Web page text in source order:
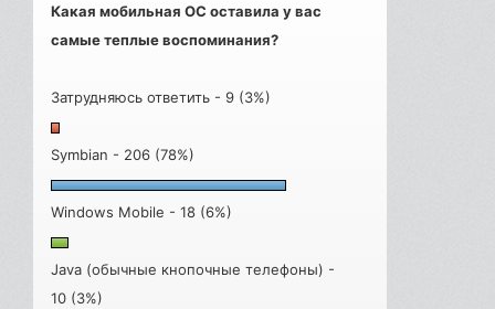
Какая мобильная ОС оставила у вас
самые теплые воспоминания?
Затрудняюсь ответить - 9 (3%)
Symbian - 206 (78%)
Windows Mobile - 18 (6%)
Java (обычные кнопочные телефоны) -
10 (3%)